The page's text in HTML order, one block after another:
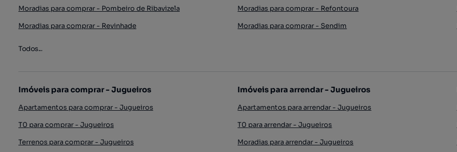
Moradias para comprar - Pombeiro de Ribavizela
Moradias para comprar - Refontoura
Moradias para comprar - Revinhade
Moradias para comprar - Sendim
Todos...
Imóveis para comprar - Jugueiros
Apartamentos para comprar - Jugueiros
T0 para comprar - Jugueiros
Terrenos para comprar - Jugueiros
Imóveis para arrendar - Jugueiros
Apartamentos para arrendar - Jugueiros
T0 para arrendar - Jugueiros
Moradias para arrendar - Jugueiros